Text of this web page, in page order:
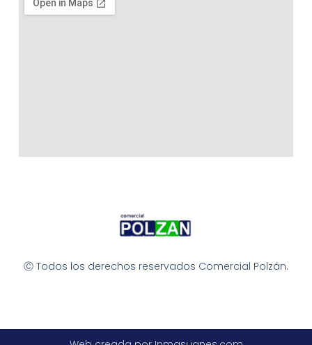
Ⓒ Todos los derechos reservados Comercial Polzán.